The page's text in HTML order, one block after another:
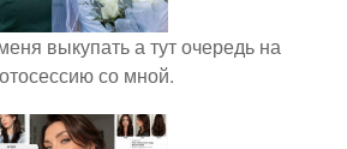
выкупать а тут очередь на
со мной.